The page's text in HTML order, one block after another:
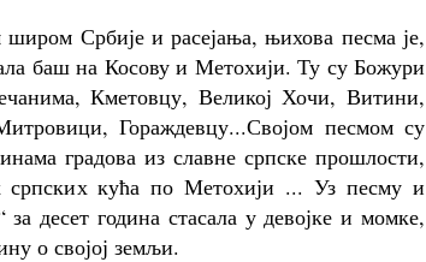
Србије и расејања, њихова песма је,
баш на Косову и Метохији. Ту су Божури
Кметовцу, Великој Хочи, Витини,
Гораждевцу...Својом песмом су
градова из славне српске прошлости,
српских кућа по Метохији ... Уз песму и
десет година стасала у девојке и момке,
о својој земљи.